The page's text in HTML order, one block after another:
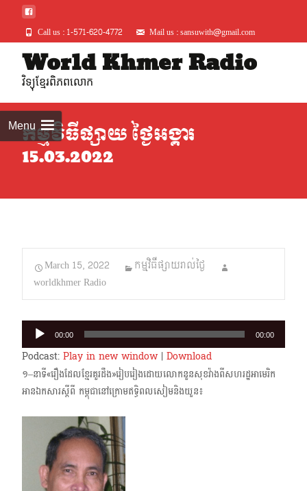
Call us : 1-571-620-4772 Mail us : sansuwith@gmail.com
World Khmer Radio
វិទ្យុខ្មែរពិភពលោក
Menuកម្មវិធីផ្សាយ ថ្ងៃអង្គារ
15.03.2022
March 15, 2022
កម្មវិធីផ្សាយរាល់ថ្ងៃ
worldkhmer Radio
Audio
Player
00:00 00:00
Podcast: Play in new window| Download
១–នាទី«រឿងដែលខ្មែរគួរដឹង»រៀបរៀងដោយលោកនួនសុខវ៉ាងពីសហរដ្ឋអាមេរិក
អានឯកសារ​ស្តីពី កម្ពុជានៅក្រោមឥទិ្ធពលសៀមនិងយួន៖